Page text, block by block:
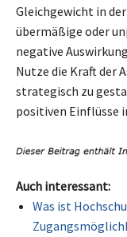
Gleichgewicht in
übermäßige oder
negative
Nutze die Kraft der
strategisch zu
positiven Einflüsse
Auch interessant:
Was ist